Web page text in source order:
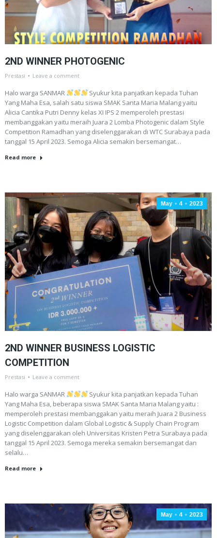
2ND WINNER PHOTOGENIC
Prestasi Leave a comment
Halo warga SANMAR
Syukur kita panjatkan kepada Tuhan
Yang Maha Esa, salah satu siswa SMAK Santa Maria Malang yaitu
Alicia Cantika Putri Denny kelas XI IPS 2 memperoleh prestasi
membanggakan yaitu meraih Juara 2 Lomba Photogenic dalam Style
Competition Ramadhan yang diselenggarakan di WTC Surabaya pada
tanggal 15 April 2023. Semoga Alicia semakin bersemangat…
Read more
May 4 2023
2ND WINNER BUSINESS LOGISTIC
COMPETITION
Prestasi Leave a comment
Halo warga SANMAR
Syukur kita panjatkan kepada Tuhan
Yang Maha Esa, beberapa siswa SMAK Santa Maria Malang yaitu :
memperoleh prestasi membanggakan yaitu meraih Juara 2 Business
Logistic Competition dalam Global Logistic & Supply Chain Program
yang diselenggarakan oleh Universitas Kristen Petra Surabaya pada
tanggal 15 April 2023. Semoga mereka semakin bersemangat dan
selalu…
Read more
May 4 2023